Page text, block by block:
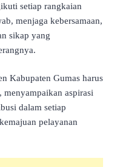
setiap rangkaian
menjaga kebersamaan,
sikap yang
Kabupaten Gumas harus
menyampaikan aspirasi
dalam setiap
pelayanan